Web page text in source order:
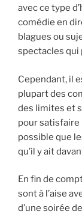
avec ce type
comédie en
blagues ou
spectacles qui
Cependant, il
plupart des
des limites et
pour satisfaire
possible que
qu’il y ait
En fin de
sont à l’aise
d’une soirée